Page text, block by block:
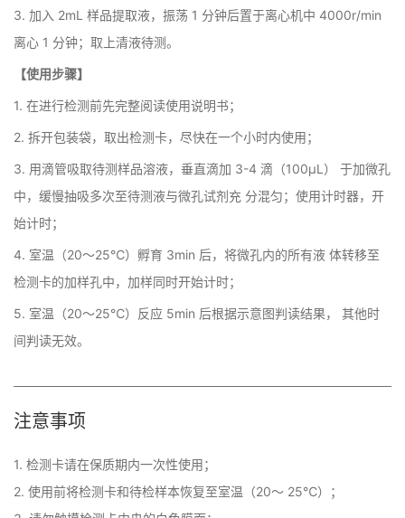
3. 加入 2mL 样品提取液，振荡 1 分钟后置于离心机中 4000r/min
离心 1 分钟；取上清液待测。
【使用步骤】
1. 在进行检测前先完整阅读使用说明书；
2. 拆开包装袋，取出检测卡，尽快在一个小时内使用；
3. 用滴管吸取待测样品溶液，垂直滴加 3-4 滴（100μL） 于加微孔
中，缓慢抽吸多次至待测液与微孔试剂充 分混匀；使用计时器，开
始计时；
4. 室温（20～25℃）孵育 3min 后，将微孔内的所有液 体转移至
检测卡的加样孔中，加样同时开始计时；
5. 室温（20～25℃）反应 5min 后根据示意图判读结果， 其他时
间判读无效。
注意事项
1. 检测卡请在保质期内一次性使用；
2. 使用前将检测卡和待检样本恢复至室温（20～ 25℃）；